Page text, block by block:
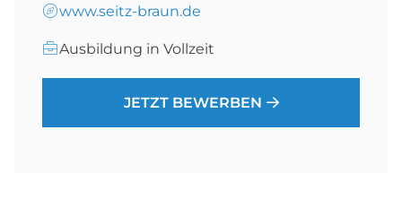
www.seitz-braun.de
Ausbildung in Vollzeit
JETZT BEWERBEN